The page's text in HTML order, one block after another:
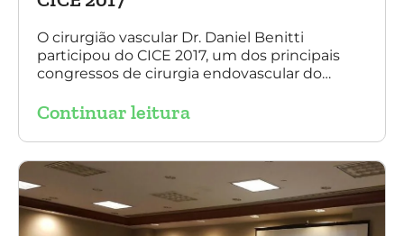
O cirurgião vascular Dr. Daniel Benitti
participou do CICE 2017, um dos principais
congressos de cirurgia endovascular do
sobre a experiência brasileira no tratamento
multilayer. Mais de 200 pacientes operados
sem nenhum caso de paraplegia!
Continuar leitura